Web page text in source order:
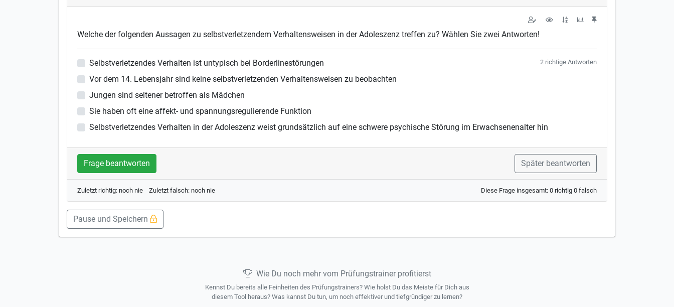
Welche der folgenden Aussagen zu selbstverletzendem Verhaltensweisen in der Adoleszenz treffen zu? Wählen Sie zwei Antworten!
2 richtige Antworten
Selbstverletzendes Verhalten ist untypisch bei Borderlinestörungen
Vor dem 14. Lebensjahr sind keine selbstverletzenden Verhaltensweisen zu beobachten
Jungen sind seltener betroffen als Mädchen
Sie haben oft eine affekt- und spannungsregulierende Funktion
Selbstverletzendes Verhalten in der Adoleszenz weist grundsätzlich auf eine schwere psychische Störung im Erwachsenenalter hin
Frage beantworten Später beantworten
Zuletzt richtig: noch nie Zuletzt falsch: noch nie Diese Frage insgesamt: 0 richtig 0 falsch
Pause und Speichern
Wie Du noch mehr vom Prüfungstrainer profitierst
Kennst Du bereits alle Feinheiten des Prüfungstrainers? Wie holst Du das Meiste für Dich aus
diesem Tool heraus? Was kannst Du tun, um noch effektiver und tiefgründiger zu lernen?